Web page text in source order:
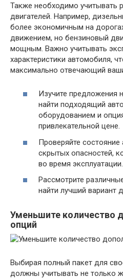
Также необходимо учитывать
двигателей. Например,
более экономичным на
движением, но бензиновый
мощным. Важно учитывать
характеристики автомобиля,
максимально отвечающий
Изучите предложения
найти подходящий
оборудованием и
привлекательной цене.
Проверяйте состояние
скрытых опасностей,
во время эксплуатации.
Рассмотрите
найти лучший вариант
Уменьшите количество
опций
Выбирая полный пакет для
должны учитывать не только